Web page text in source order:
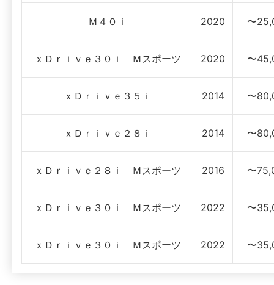
Ｍ４０ｉ 2020 〜
ｘＤｒｉｖｅ３０ｉ Ｍスポーツ 2020 〜
ｘＤｒｉｖｅ３５ｉ 2014 〜
ｘＤｒｉｖｅ２８ｉ 2014 〜
ｘＤｒｉｖｅ２８ｉ Ｍスポーツ 2016 〜
ｘＤｒｉｖｅ３０ｉ Ｍスポーツ 2022 〜
ｘＤｒｉｖｅ３０ｉ Ｍスポーツ 2022 〜